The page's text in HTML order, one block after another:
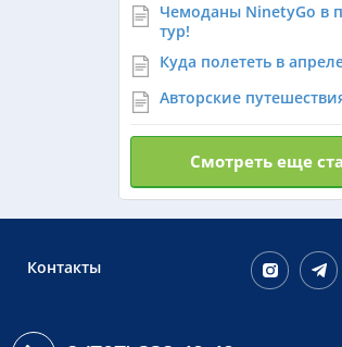
Оман из
Чемоданы NinetyGo в
тур!
Куда полететь в
Авторские
Смотреть еще
Контакты